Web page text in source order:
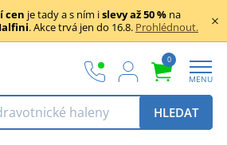
cen je tady a s ním islevy až 50 % na
. Akce trvá jen do 16.8. Prohlédnout.
0
MENU
HLEDAT